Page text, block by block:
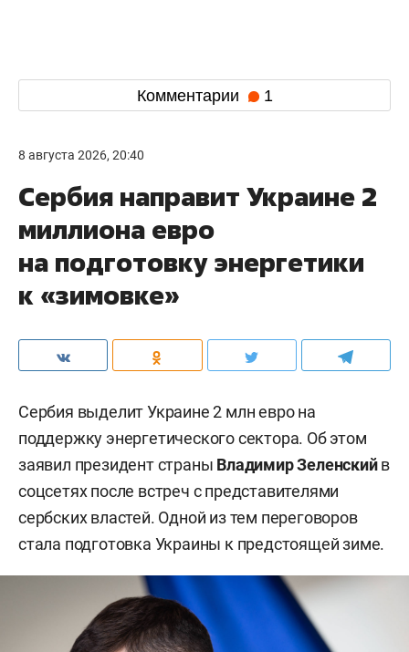
Комментарии 1
8 августа 2026, 20:40
Сербия направит Украине 2
миллиона евро
на подготовку энергетики
к «зимовке»
Сербия выделит Украине 2 млн евро на
поддержку энергетического сектора. Об этом
заявил президент страны Владимир Зеленскийв
соцсетях после встреч с представителями
сербских властей. Одной из тем переговоров
стала подготовка Украины к предстоящей зиме.